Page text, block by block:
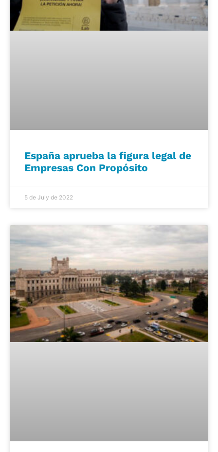
España aprueba la figura legal de
Empresas Con Propósito
5 de July de 2022